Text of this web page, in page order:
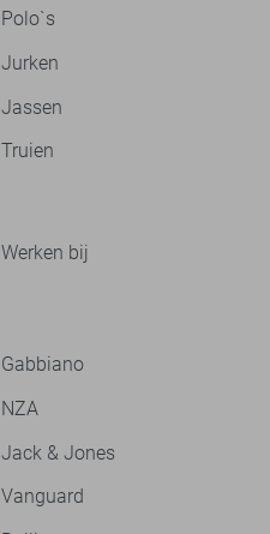
Polo`s
Jurken
Jassen
Truien
Werken bij
Gabbiano
NZA
Jack & Jones
Vanguard